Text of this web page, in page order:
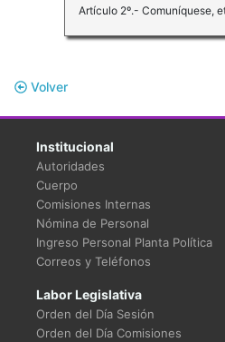
Artículo 2º.- Comuníquese,
Volver
Institucional
Autoridades
Cuerpo
Comisiones Internas
Nómina de Personal
Ingreso Personal Planta Política
Correos y Teléfonos
Labor Legislativa
Orden del Día Sesión
Orden del Día Comisiones